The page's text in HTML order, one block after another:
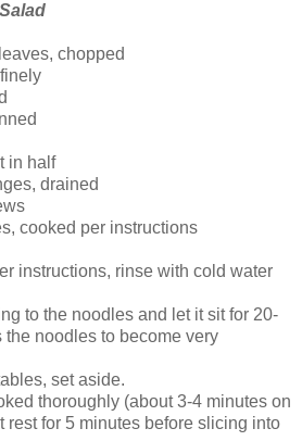
chopped
in half
drained
cooked per instructions
instructions, rinse with cold water
to the noodles and let it sit for 20-
noodles to become very
set aside.
thoroughly (about 3-4 minutes on
rest for 5 minutes before slicing into